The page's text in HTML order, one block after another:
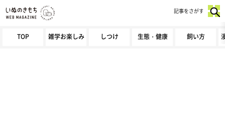
TOP 雑学お楽しみ しつけ 生態・健康 飼い方
記事をさがす